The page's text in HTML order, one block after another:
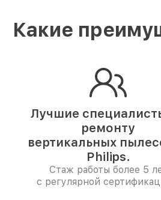
Какие
Лучшие
ремонту
вертикальных
Philips.
Стаж работы более 5
с регулярной